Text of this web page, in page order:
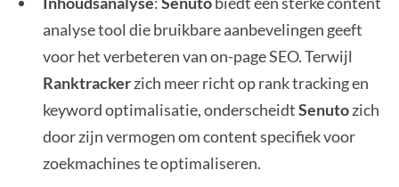
analyse tool die bruikbare aanbevelingen geeft
voor het verbeteren van on-page SEO. Terwijl
Ranktrackerzich meer richt op rank tracking en
keyword optimalisatie, onderscheidtSenutozich
door zijn vermogen om content specifiek voor
zoekmachines te optimaliseren.